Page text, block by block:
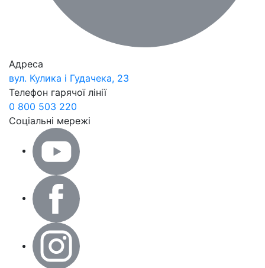
Адреса
вул. Кулика і Гудачека, 23
Телефон гарячої лінії
0 800 503 220
Соціальні мережі